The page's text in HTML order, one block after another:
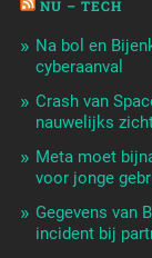
NU – TECH
Na bol en
cyberaanval
Crash van
nauwelijks
Meta moet
voor jonge
Gegevens van
incident bij